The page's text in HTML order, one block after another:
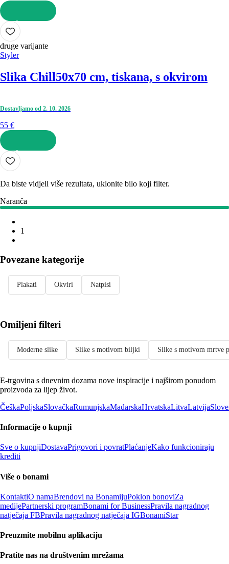
U KOŠARICU
druge varijante
Styler
Slika Chill50x70 cm, tiskana, s okvirom
Dostavljamo od 2. 10. 2026
55 €
U KOŠARICU
Da biste vidjeli više rezultata, uklonite bilo koji filter.
Naranča
1
Povezane kategorije
Plakati Okviri Natpisi
Omiljeni filteri
Moderne slike Slike s motivom biljki Slike s motivom mrtve
E-trgovina s dnevnim dozama nove inspiracije i najširom ponudom
proizvoda za lijep život.
ČeškaPoljskaSlovačkaRumunjskaMađarskaHrvatskaLitvaLatvija
Informacije o kupnji
Sve o kupnjiDostavaPrigovori i povratPlaćanjeKako funkcioniraju
krediti
Više o bonami
KontaktiO namaBrendovi na BonamijuPoklon bonoviZa
medijePartnerski programBonami for BusinessPravila nagradnog
natječaja FBPravila nagradnog natječaja IGBonamiStar
Preuzmite mobilnu aplikaciju
Pratite nas na društvenim mrežama